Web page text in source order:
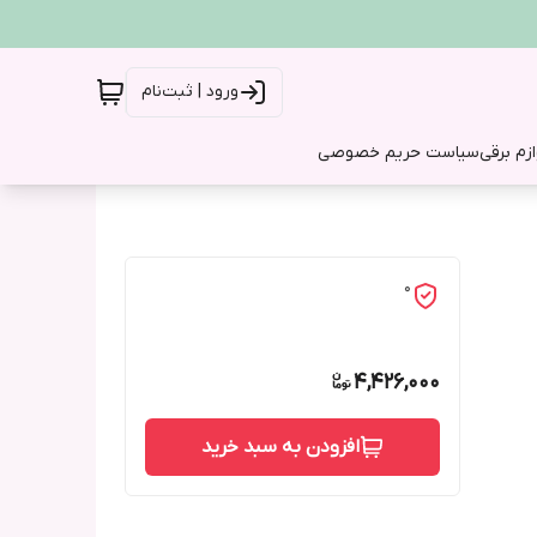
ورود | ثبت‌نام
برقیسیاست حریم خصوصی
0
4,426,000
افزودن به سبد خرید